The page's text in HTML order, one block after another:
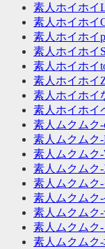
素人ホイホイ
素人ホイホイ
素人ホイホイ
素人ホイホイ
素人ホイホイ
素人ホイホイ
素人ホイホイ
素人ホイホイ
素人ムクムク-
素人ムクムク
素人ムクムク-
素人ムクムク
素人ムクムク
素人ムクムク
素人ムクムク
素人ムクムク
素人ムクムク